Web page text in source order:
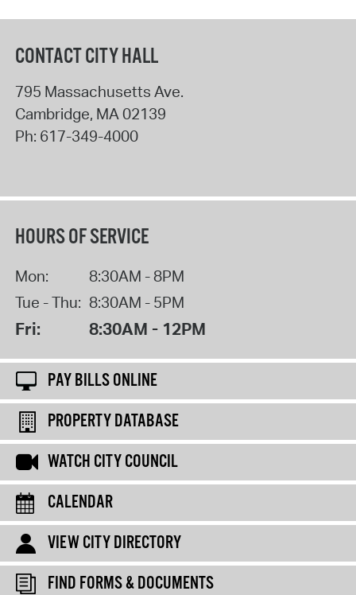
CONTACT CITY HALL
795 Massachusetts Ave.
Cambridge, MA02139
Ph: 617-349-4000
HOURS OF SERVICE
Mon:
8:30AM - 8PM
Tue - Thu: 8:30AM - 5PM
Fri: 8:30AM - 12PM
PAY BILLS ONLINE
PROPERTY DATABASE
WATCH CITY COUNCIL
CALENDAR
VIEW CITY DIRECTORY
FIND FORMS & DOCUMENTS